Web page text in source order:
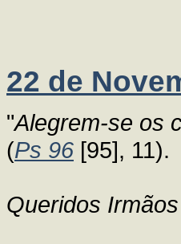
22 de
"Alegrem-se os
(Ps 96 [95], 11).
Queridos